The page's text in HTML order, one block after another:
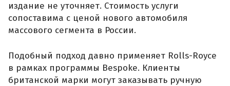
издание не уточняет. Стоимость услуги
сопоставима с ценой нового автомобиля
массового сегмента в России.
Подобный подход давно применяет Rolls-Royce
в рамках программы Bespoke. Клиенты
британской марки могут заказывать ручную